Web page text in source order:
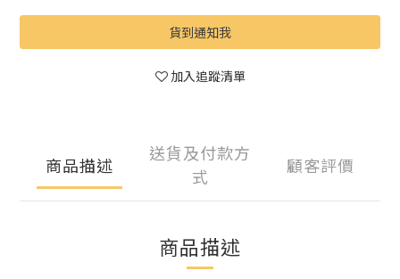
貨到通知我
加入追蹤清單
商品描述
送貨及付款方
式
顧客評價
商品描述